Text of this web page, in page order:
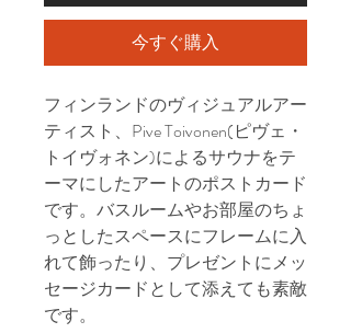
今すぐ購入
フィンランドのヴィジュアルアー
ティスト、Pive Toivonen(ピヴェ・
トイヴォネン)によるサウナをテ
ーマにしたアートのポストカード
です。バスルームやお部屋のちょ
っとしたスペースにフレームに入
れて飾ったり、プレゼントにメッ
セージカードとして添えても素敵
です。